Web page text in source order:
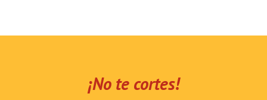
¡No te cortes!